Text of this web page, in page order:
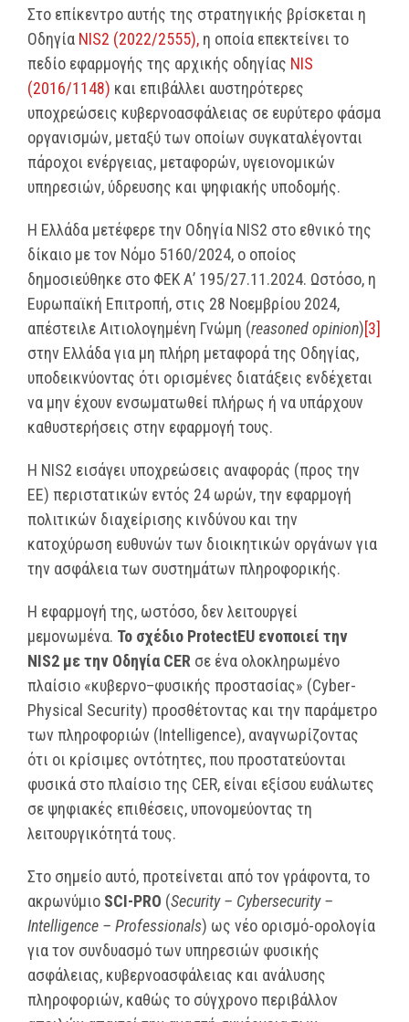
Στο επίκεντρο αυτής της στρατηγικής βρίσκεται η
Οδηγία NIS2 (2022/2555), η οποία επεκτείνει το
πεδίο εφαρμογής της αρχικής οδηγίας NIS
(2016/1148) και επιβάλλει αυστηρότερες
υποχρεώσεις κυβερνοασφάλειας σε ευρύτερο φάσμα
οργανισμών, μεταξύ των οποίων συγκαταλέγονται
πάροχοι ενέργειας, μεταφορών, υγειονομικών
υπηρεσιών, ύδρευσης και ψηφιακής υποδομής.
Η Ελλάδα μετέφερε την Οδηγία NIS2 στο εθνικό της
δίκαιο με τον Νόμο 5160/2024, ο οποίος
δημοσιεύθηκε στο ΦΕΚ Α’ 195/27.11.2024. Ωστόσο, η
Ευρωπαϊκή Επιτροπή, στις 28 Νοεμβρίου 2024,
απέστειλε Αιτιολογημένη Γνώμη (reasoned opinion)[3]
στην Ελλάδα για μη πλήρη μεταφορά της Οδηγίας,
υποδεικνύοντας ότι ορισμένες διατάξεις ενδέχεται
να μην έχουν ενσωματωθεί πλήρως ή να υπάρχουν
καθυστερήσεις στην εφαρμογή τους.
Η NIS2 εισάγει υποχρεώσεις αναφοράς (προς την
ΕΕ) περιστατικών εντός 24 ωρών, την εφαρμογή
πολιτικών διαχείρισης κινδύνου και την
κατοχύρωση ευθυνών των διοικητικών οργάνων για
την ασφάλεια των συστημάτων πληροφορικής.
Η εφαρμογή της, ωστόσο, δεν λειτουργεί
μεμονωμένα. Το σχέδιο ProtectEU ενοποιεί την
NIS2 με την Οδηγία CER σε ένα ολοκληρωμένο
πλαίσιο «κυβερνο–φυσικής προστασίας» (Cyber-
Physical Security) προσθέτοντας και την παράμετρο
των πληροφοριών (Intelligence), αναγνωρίζοντας
ότι οι κρίσιμες οντότητες, που προστατεύονται
φυσικά στο πλαίσιο της CER, είναι εξίσου ευάλωτες
σε ψηφιακές επιθέσεις, υπονομεύοντας τη
λειτουργικότητά τους.
Στο σημείο αυτό, προτείνεται από τον γράφοντα, το
ακρωνύμιο SCI-PRO (Security – Cybersecurity –
Intelligence – Professionals) ως νέο ορισμό-ορολογία
για τον συνδυασμό των υπηρεσιών φυσικής
ασφάλειας, κυβερνοασφάλειας και ανάλυσης
πληροφοριών, καθώς το σύγχρονο περιβάλλον